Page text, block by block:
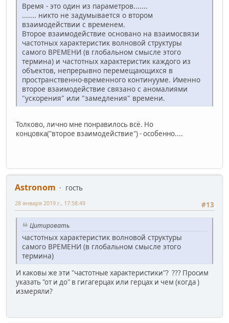
Время - это один из параметров.......
....... никто не задумывается о втором
взаимодействии с временем.
Второе взаимодействие основано на взаимосвязи
частотных характеристик волновой структуры
самого ВРЕМЕНИ (в глобальном смысле этого
термина) и частотных характеристик каждого из
объектов, непрерывно перемещающихся в
пространственно-временного континууме. Именно
второе взаимодействие связано с аномалиями
"ускорения" или "замедления" времени.
Толково, лично мне понравилось всё. Но
концовка("второе взаимодействие") - особенно....
Astronom
гость
#13
28 января 2019 г., 17:58:49
Цитировать
частотных характеристик волновой структуры
самого ВРЕМЕНИ (в глобальном смысле этого
термина)
И каковы же эти "частотные характеристики"? ??? Просим
указать "от и до" в гигагерцах или герцах и чем (когда )
измеряли?